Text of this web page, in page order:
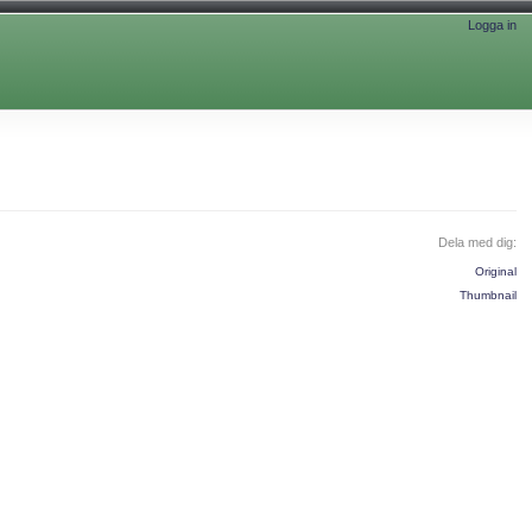
Logga in
Dela med dig:
Original
Thumbnail